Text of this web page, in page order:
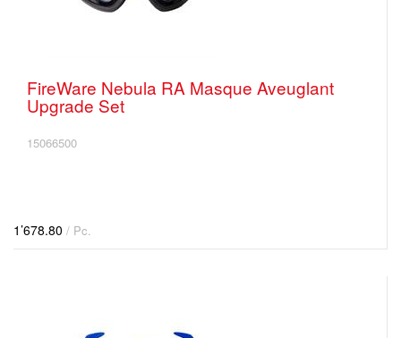
FireWare Nebula RA Masque Aveuglant
Upgrade Set
15066500
1’678.80 / Pc.